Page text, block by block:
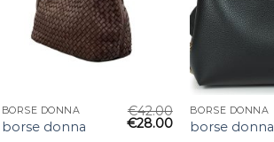
BORSE DONNA
borse donna
€42.00
€28.00
BORSE DONNA
borse donna